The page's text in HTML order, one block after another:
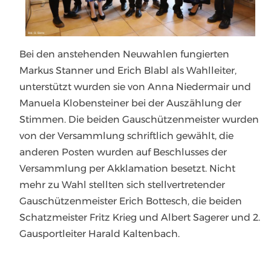
Bei den anstehenden Neuwahlen fungierten
Markus Stanner und Erich Blabl als Wahlleiter,
unterstützt wurden sie von Anna Niedermair und
Manuela Klobensteiner bei der Auszählung der
Stimmen. Die beiden Gauschützenmeister wurden
von der Versammlung schriftlich gewählt, die
anderen Posten wurden auf Beschlusses der
Versammlung per Akklamation besetzt. Nicht
mehr zu Wahl stellten sich stellvertretender
Gauschützenmeister Erich Bottesch, die beiden
Schatzmeister Fritz Krieg und Albert Sagerer und 2.
Gausportleiter Harald Kaltenbach.